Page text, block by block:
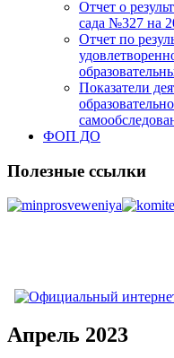
Отчет о
сада №327 на
Отчет по
Показатели
ФОП ДО
Полезные ссылки
Апрель 2023